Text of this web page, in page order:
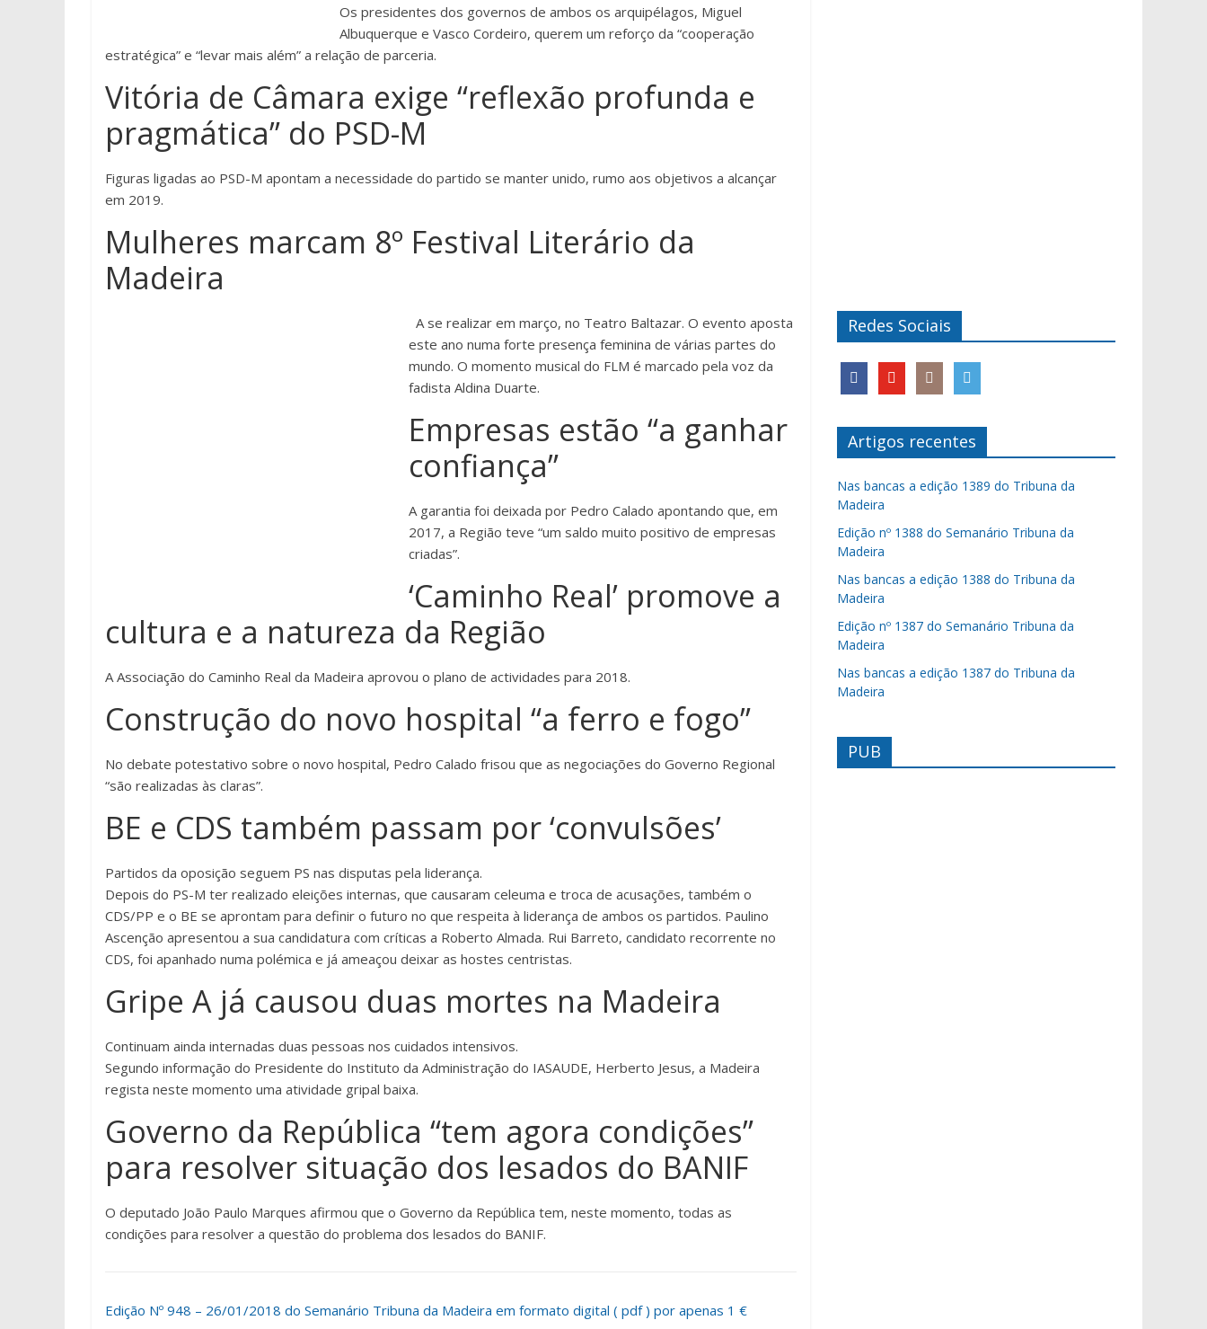
Os presidentes dos governos de ambos os arquipélagos, Miguel
Albuquerque e Vasco Cordeiro, querem um reforço da “cooperação
estratégica” e “levar mais além” a relação de parceria.
Vitória de Câmara exige “reflexão profunda e
pragmática” do PSD-M
Figuras ligadas ao PSD-M apontam a necessidade do partido se manter unido, rumo aos objetivos a alcançar
em 2019.
Mulheres marcam 8º Festival Literário da
Madeira
A se realizar em março, no Teatro Baltazar. O evento aposta
este ano numa forte presença feminina de várias partes do
mundo. O momento musical do FLM é marcado pela voz da
fadista Aldina Duarte.
Empresas estão “a ganhar
confiança”
A garantia foi deixada por Pedro Calado apontando que, em
2017, a Região teve “um saldo muito positivo de empresas
criadas”.
‘Caminho Real’ promove a
cultura e a natureza da Região
A Associação do Caminho Real da Madeira aprovou o plano de actividades para 2018.
Construção do novo hospital “a ferro e fogo”
No debate potestativo sobre o novo hospital, Pedro Calado frisou que as negociações do Governo Regional
“são realizadas às claras”.
BE e CDS também passam por ‘convulsões’
Partidos da oposição seguem PS nas disputas pela liderança.
Depois do PS-M ter realizado eleições internas, que causaram celeuma e troca de acusações, também o
CDS/PP e o BE se aprontam para definir o futuro no que respeita à liderança de ambos os partidos. Paulino
Ascenção apresentou a sua candidatura com críticas a Roberto Almada. Rui Barreto, candidato recorrente no
CDS, foi apanhado numa polémica e já ameaçou deixar as hostes centristas.
Gripe A já causou duas mortes na Madeira
Continuam ainda internadas duas pessoas nos cuidados intensivos.
Segundo informação do Presidente do Instituto da Administração do IASAUDE, Herberto Jesus, a Madeira
regista neste momento uma atividade gripal baixa.
Governo da República “tem agora condições”
para resolver situação dos lesados do BANIF
O deputado João Paulo Marques afirmou que o Governo da República tem, neste momento, todas as
condições para resolver a questão do problema dos lesados do BANIF.
Edição Nº 948 – 26/01/2018 do Semanário Tribuna da Madeira em formato digital ( pdf ) por apenas 1 €
Redes Sociais
Artigos recentes
Nas bancas a edição 1389 do Tribuna da
Madeira
Edição nº 1388 do Semanário Tribuna da
Madeira
Nas bancas a edição 1388 do Tribuna da
Madeira
Edição nº 1387 do Semanário Tribuna da
Madeira
Nas bancas a edição 1387 do Tribuna da
Madeira
PUB